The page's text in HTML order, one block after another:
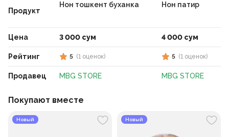
Продукт
Цена
Рейтинг
Продавец
Нон тошкент буханка
3 000 сум
5 (1 оценок)
MBG STORE
Нон патир
4 000 сум
5 (1 оценок)
MBG STORE
Покупают вместе
Новый Новый